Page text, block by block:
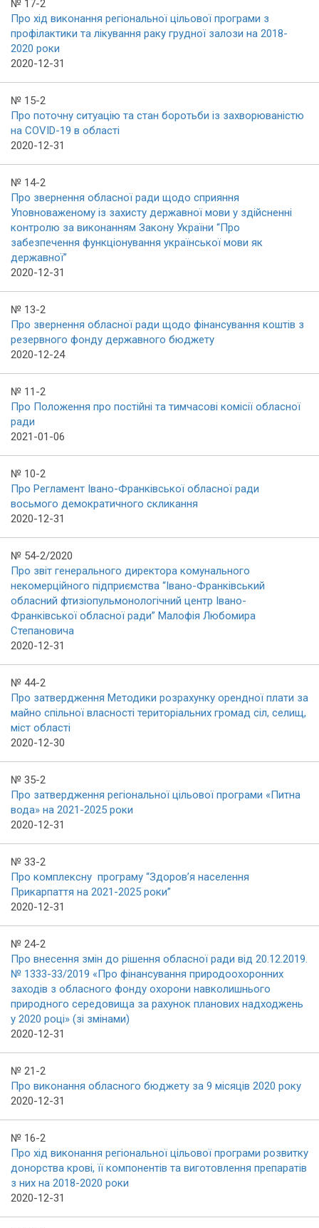
№ 17-2
Про хід виконання регіональної цільової програми з
профілактики та лікування раку грудної залози на 2018-
2020 роки
2020-12-31
№ 15-2
Про поточну ситуацію та стан боротьби із захворюваністю
на COVID-19 в області
2020-12-31
№ 14-2
Про звернення обласної ради щодо сприяння
Уповноваженому із захисту державної мови у здійсненні
контролю за виконанням Закону України “Про
забезпечення функціонування української мови як
державної”
2020-12-31
№ 13-2
Про звернення обласної ради щодо фінансування коштів з
резервного фонду державного бюджету
2020-12-24
№ 11-2
Про Положення про постійні та тимчасові комісії обласної
ради
2021-01-06
№ 10-2
Про Регламент Івано-Франківської обласної ради
восьмого демократичного скликання
2020-12-31
№ 54-2/2020
Про звіт генерального директора комунального
некомерційного підприємства “Івано-Франківський
обласний фтизіопульмонологічний центр Івано-
Франківської обласної ради” Малофія Любомира
Степановича
2020-12-31
№ 44-2
Про затвердження Методики розрахунку орендної плати за
майно спільної власності територіальних громад сіл, селищ,
міст області
2020-12-30
№ 35-2
Про затвердження регіональної цільової програми «Питна
вода» на 2021-2025 роки
2020-12-31
№ 33-2
Про комплексну програму “Здоров’я населення
Прикарпаття на 2021-2025 роки”
2020-12-31
№ 24-2
Про внесення змін до рішення обласної ради від 20.12.2019.
№ 1333-33/2019 «Про фінансування природоохоронних
заходів з обласного фонду охорони навколишнього
природного середовища за рахунок планових надходжень
у 2020 році» (зі змінами)
2020-12-31
№ 21-2
Про виконання обласного бюджету за 9 місяців 2020 року
2020-12-31
№ 16-2
Про хід виконання регіональної цільової програми розвитку
донорства крові, її компонентів та виготовлення препаратів
з них на 2018-2020 роки
2020-12-31